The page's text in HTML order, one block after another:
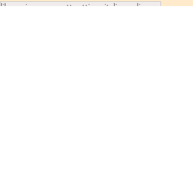
libro giacomo matteotti un italiano diverso